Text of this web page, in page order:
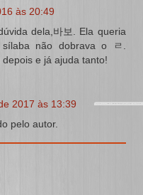
às 20:49
dela,바보. Ela queria
não dobrava o ㄹ.
e já ajuda tanto!
2017 às 13:39
pelo autor.